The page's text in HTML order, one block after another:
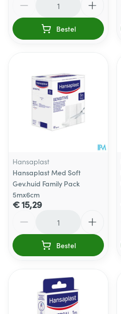
Bestel
Hansaplast
Hansaplast Med Soft
Gev.huid Family Pack
5mx6cm
€ 15,29
Bestel